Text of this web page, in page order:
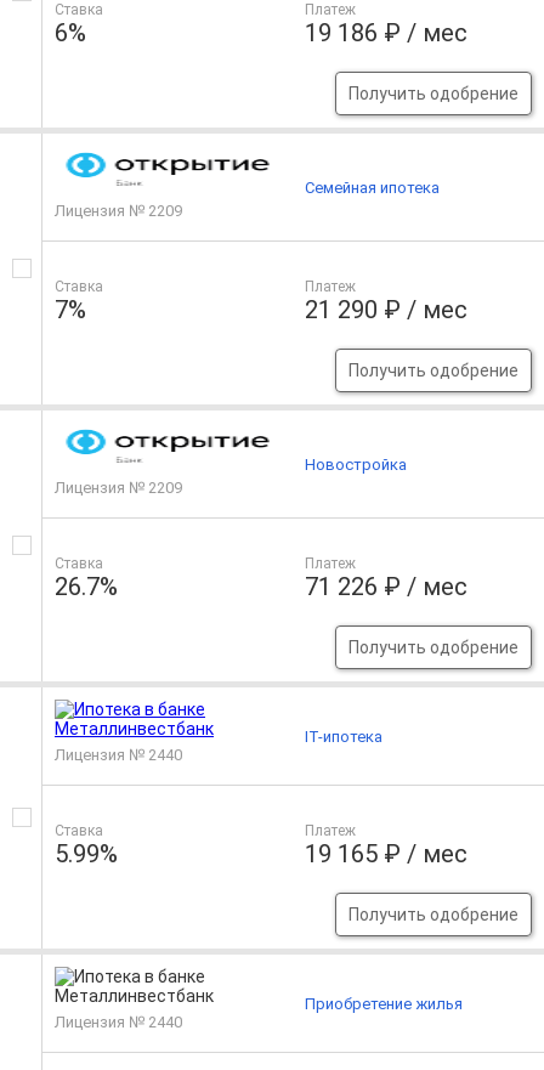
Ставка
6%
Платеж
19 186 ₽ / мес
Получить одобрение
Лицензия № 2209
Ставка
7%
Платеж
21 290 ₽ / мес
Получить одобрение
Семейная ипотека
Лицензия № 2209
Ставка
26.7%
Платеж
71 226 ₽ / мес
Получить одобрение
Новостройка
Лицензия № 2440
Ставка
5.99%
Платеж
19 165 ₽ / мес
Получить одобрение
IT-ипотека
Лицензия № 2440
Приобретение жилья